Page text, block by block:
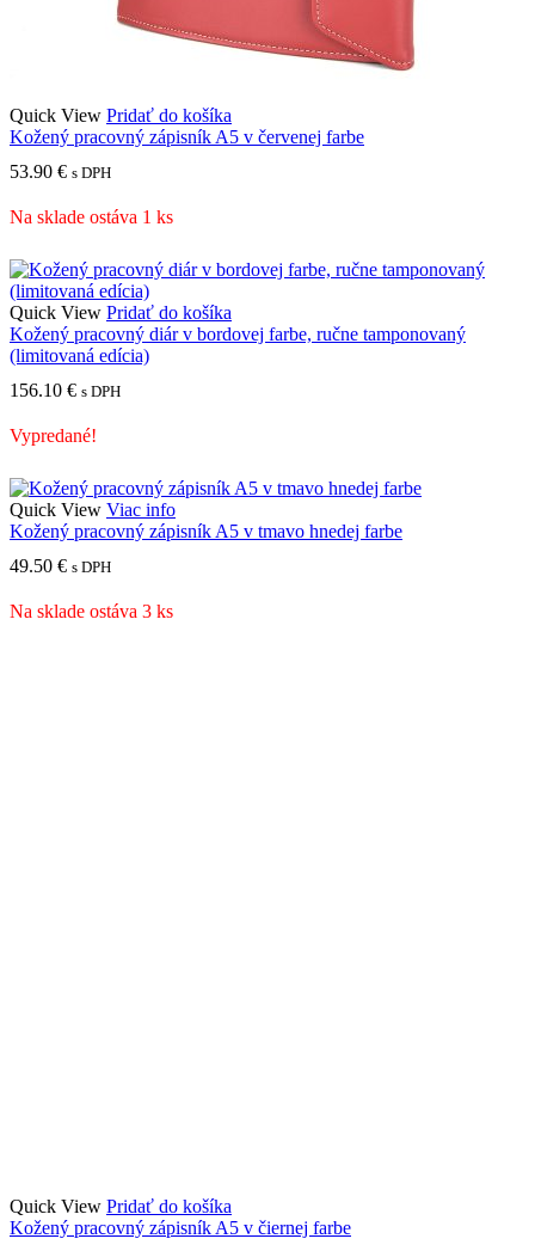
Quick View Pridať do košíka
Kožený pracovný zápisník A5 v červenej farbe
53.90 € s DPH
Na sklade ostáva 1 ks
Quick View Pridať do košíka
Kožený pracovný diár v bordovej farbe, ručne tamponovaný
(limitovaná edícia)
156.10 € s DPH
Vypredané!
Quick View Viac info
Kožený pracovný zápisník A5 v tmavo hnedej farbe
49.50 € s DPH
Na sklade ostáva 3 ks
Quick View Pridať do košíka
Kožený pracovný zápisník A5 v čiernej farbe